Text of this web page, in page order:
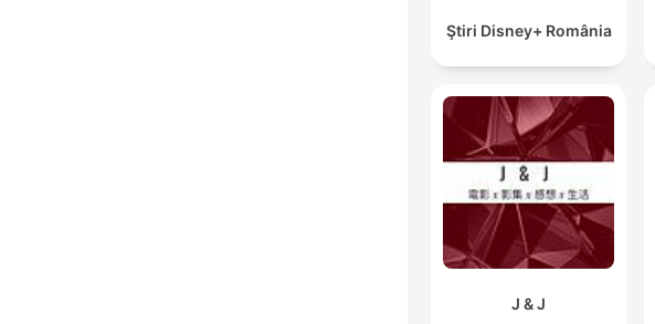
Ştiri Disney+ România
J & J